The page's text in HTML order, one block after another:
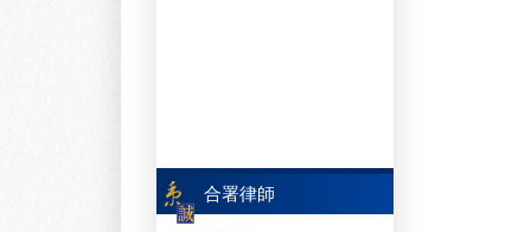
合署律師